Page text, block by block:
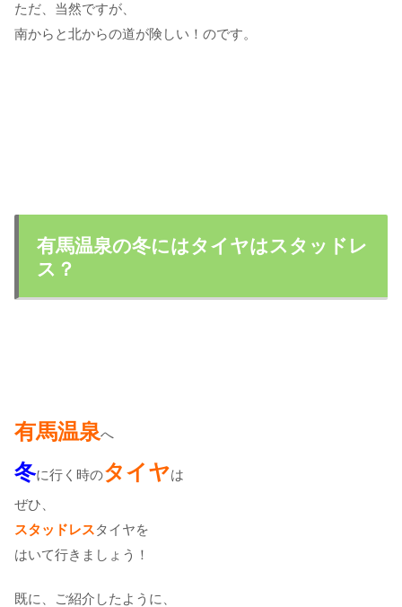
ただ、当然ですが、
南からと北からの道が険しい！のです。
有馬温泉の冬にはタイヤはスタッドレ
ス？
有馬温泉へ
冬に行く時のタイヤは
ぜひ、
スタッドレスタイヤを
はいて行きましょう！
既に、ご紹介したように、